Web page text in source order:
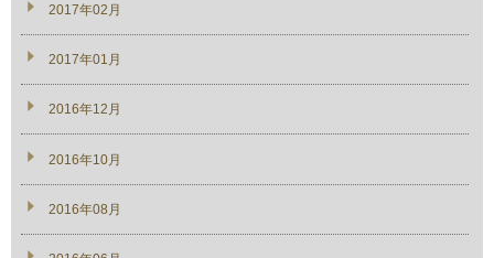
2017年02月
2017年01月
2016年12月
2016年10月
2016年08月